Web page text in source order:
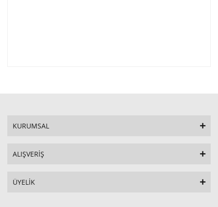
KURUMSAL
ALIŞVERİŞ
ÜYELİK